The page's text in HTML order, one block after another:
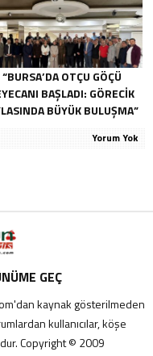
“BURSA’DA OTÇU GÖÇÜ
BAŞLADI: GÖRECIK
BÜYÜK BULUŞMA”
Yorum Yok
GEÇ
kaynak gösterilmeden
kullanıcılar, köşe
Copyright © 2009